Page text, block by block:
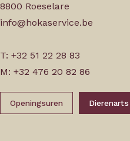
8800 Roeselare
info@hokaservice.be
T: +32 51 22 28 83
M: +32 476 20 82 86
Openingsuren